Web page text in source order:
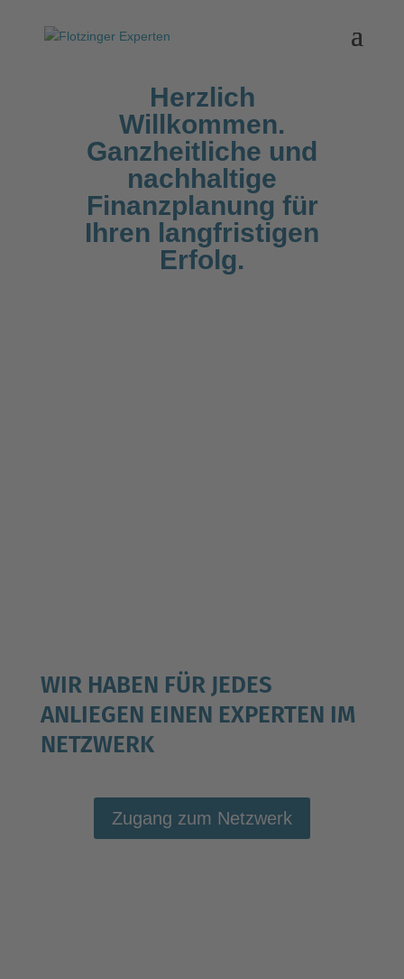
Herzlich
Willkommen.
Ganzheitliche und
nachhaltige
Finanzplanung für
Ihren langfristigen
Erfolg.
WIR HABEN FÜR JEDES
ANLIEGEN EINEN EXPERTEN IM
NETZWERK
Zugang zum Netzwerk